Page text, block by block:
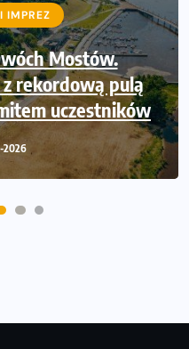
IMPREZ
Mostów.
rekordową pulą
uczestników
2026
IMPREZ
Warszawskiego
przebieg i profil
biegania
2026